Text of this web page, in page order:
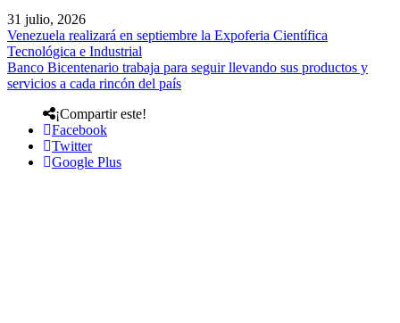
31 julio, 2026
Venezuela realizará en septiembre la Expoferia Científica
Tecnológica e Industrial
Banco Bicentenario trabaja para seguir llevando sus productos y
servicios a cada rincón del país
¡Compartir este!
Facebook
Twitter
Google Plus